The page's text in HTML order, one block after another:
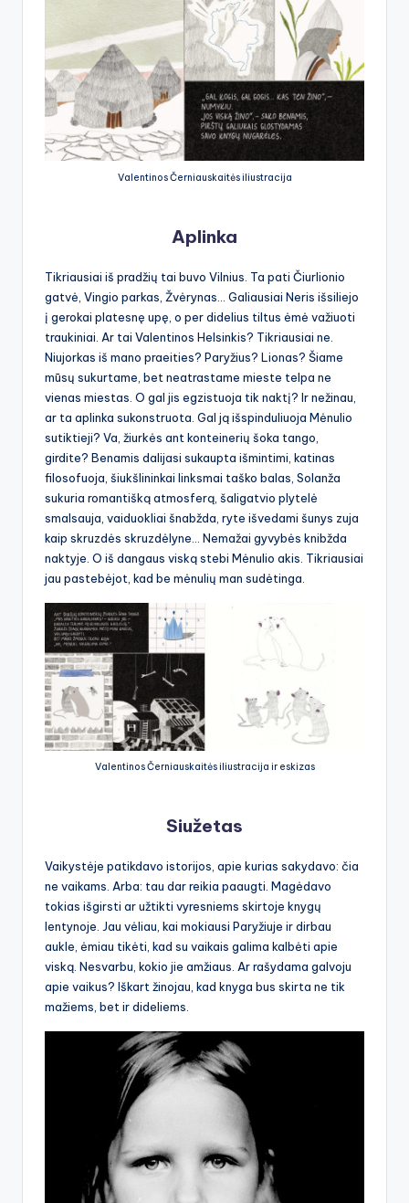
Valentinos Černiauskaitės iliustracija
Aplinka
Tikriausiai iš pradžių tai buvo Vilnius. Ta pati Čiurlionio
gatvė, Vingio parkas, Žvėrynas… Galiausiai Neris išsiliejo
į gerokai platesnę upę, o per didelius tiltus ėmė važiuoti
traukiniai. Ar tai Valentinos Helsinkis? Tikriausiai ne.
Niujorkas iš mano praeities? Paryžius? Lionas? Šiame
mūsų sukurtame, bet neatrastame mieste telpa ne
vienas miestas. O gal jis egzistuoja tik naktį? Ir nežinau,
ar ta aplinka sukonstruota. Gal ją išspinduliuoja Mėnulio
sutiktieji? Va, žiurkės ant konteinerių šoka tango,
girdite? Benamis dalijasi sukaupta išmintimi, katinas
filosofuoja, šiukšlininkai linksmai taško balas, Solanža
sukuria romantišką atmosferą, šaligatvio plytelė
smalsauja, vaiduokliai šnabžda, ryte išvedami šunys zuja
kaip skruzdės skruzdėlyne… Nemažai gyvybės knibžda
naktyje. O iš dangaus viską stebi Mėnulio akis. Tikriausiai
jau pastebėjot, kad be mėnulių man sudėtinga.
Valentinos Černiauskaitės iliustracija ir eskizas
Siužetas
Vaikystėje patikdavo istorijos, apie kurias sakydavo: čia
ne vaikams. Arba: tau dar reikia paaugti. Magėdavo
tokias išgirsti ar užtikti vyresniems skirtoje knygų
lentynoje. Jau vėliau, kai mokiausi Paryžiuje ir dirbau
aukle, ėmiau tikėti, kad su vaikais galima kalbėti apie
viską. Nesvarbu, kokio jie amžiaus. Ar rašydama galvoju
apie vaikus? Iškart žinojau, kad knyga bus skirta ne tik
mažiems, bet ir dideliems.